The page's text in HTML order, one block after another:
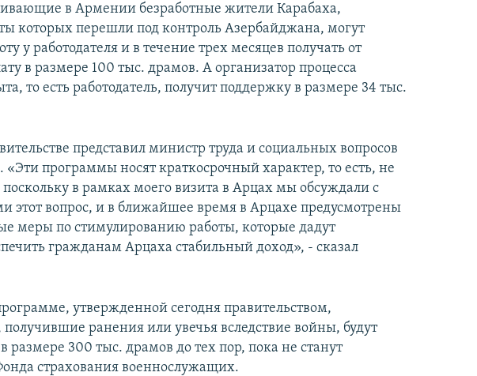
в Армении безработные жители Карабаха,
которых перешли под контроль Азербайджана, могут
у работодателя и в течение трех месяцев получать от
в размере 100 тыс. драмов. А организатор процесса
то есть работодатель, получит поддержку в размере 34 тыс.
представил министр труда и социальных вопросов
программы носят краткосрочный характер, то есть, не
в рамках моего визита в Арцах мы обсуждали с
этот вопрос, и в ближайшее время в Арцахе предусмотрены
меры по стимулированию работы, которые дадут
гражданам Арцаха стабильный доход», - сказал
утвержденной сегодня правительством,
ранения или увечья вследствие войны, будут
размере 300 тыс. драмов до тех пор, пока не станут
страхования военнослужащих.